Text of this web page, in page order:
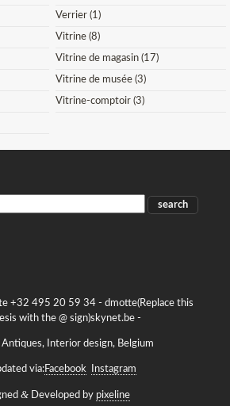
Verrier (1)
Vitrine (8)
Vitrine de magasin (17)
Vitrine de musée (3)
Vitrine-comptoir (3)
+32 495 20 59 34 - dmotte(Replace this
with the @ sign)skynet.be-
Antiques, Interior design, Belgium
via:Facebook Instagram
&Developed by pixeline